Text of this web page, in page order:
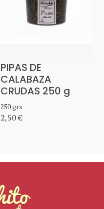
PIPAS DE
CALABAZA
CRUDAS 250 g
250 grs
2,50 €